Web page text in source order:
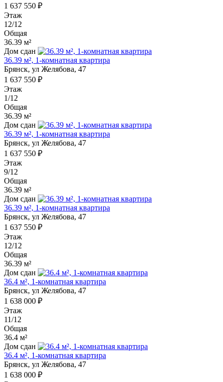
1 637 550 ₽
Этаж
12/12
Общая
36.39 м²
Дом сдан
36.39 м², 1-комнатная квартира
Брянск, ул Желябова, 47
1 637 550 ₽
Этаж
1/12
Общая
36.39 м²
Дом сдан
36.39 м², 1-комнатная квартира
Брянск, ул Желябова, 47
1 637 550 ₽
Этаж
9/12
Общая
36.39 м²
Дом сдан
36.39 м², 1-комнатная квартира
Брянск, ул Желябова, 47
1 637 550 ₽
Этаж
12/12
Общая
36.39 м²
Дом сдан
36.4 м², 1-комнатная квартира
Брянск, ул Желябова, 47
1 638 000 ₽
Этаж
11/12
Общая
36.4 м²
Дом сдан
36.4 м², 1-комнатная квартира
Брянск, ул Желябова, 47
1 638 000 ₽